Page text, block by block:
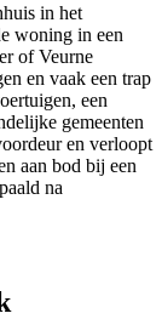
in het
woning in een
of Veurne
en vaak een trap
een
gemeenten
en verloopt
aan bod bij een
na